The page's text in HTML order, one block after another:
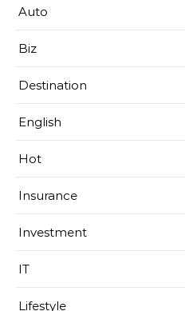
Auto
Biz
Destination
English
Hot
Insurance
Investment
IT
Lifestyle